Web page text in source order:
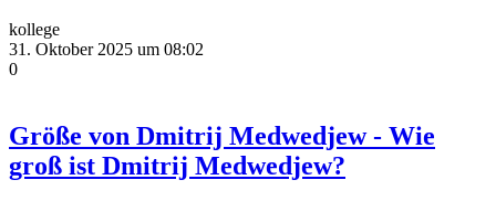
kollege
31. Oktober 2025 um 08:02
0
Größe von Dmitrij Medwedjew - Wie
groß ist Dmitrij Medwedjew?